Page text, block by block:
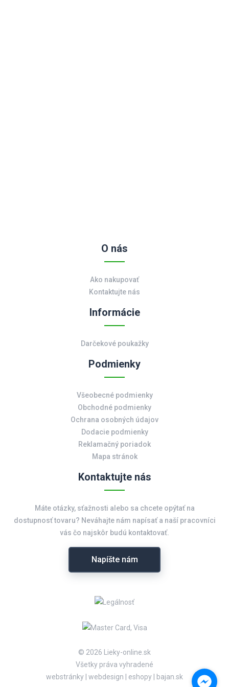
O nás
Ako nakupovať
Kontaktujte nás
Informácie
Darčekové poukažky
Podmienky
Všeobecné podmienky
Obchodné podmienky
Ochrana osobných údajov
Dodacie podmienky
Reklamačný poriadok
Mapa stránok
Kontaktujte nás
Máte otázky, sťažnosti alebo sa chcete opýtať na
dostupnosť tovaru? Neváhajte nám napísať a naší pracovníci
vás čo najskôr budú kontaktovať.
Napíšte nám
© 2026 Lieky-online.sk
Všetky práva vyhradené
webstránky | webdesign | eshopy | bajan.sk